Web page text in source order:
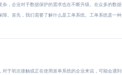
，企业对于数据保护的需求也在不断升级。在众多的数
。首先，我们需要了解什么是工单系统。工单系统是一
于初次接触或正在使用派单系统的企业来说，可能会遇